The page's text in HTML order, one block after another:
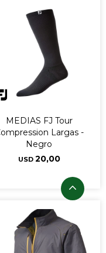
MEDIAS FJ Tour
Largas -
Negro
USD 20,00